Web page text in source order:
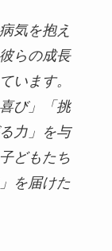
気を抱え
らの成⻑
います。
び」「挑
力」を与
どもたち
を届けた